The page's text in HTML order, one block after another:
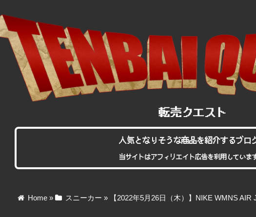
人気となりそうな商品を紹介するブロ
当サイトはアフィリエイト広告を利用していま
Home » スニーカー » 【2022年5月26日（木）】NIKE WMNS AIR